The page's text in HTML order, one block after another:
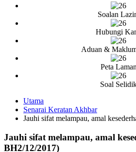
Soalan
Hubungi
Aduan &
Peta Laman
Soal
Utama
Senarai Keratan Akhbar
Jauhi sifat melampau, amal
Jauhi sifat melampau, amal
BH2/12/2017)